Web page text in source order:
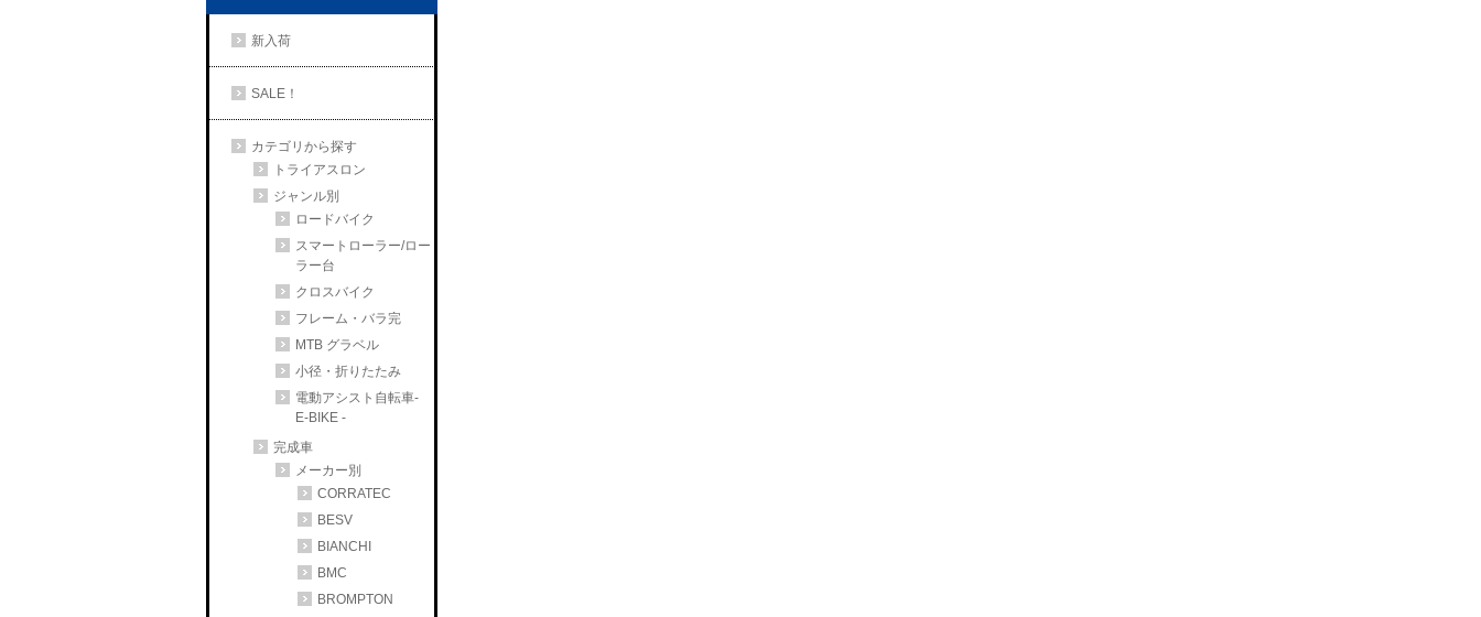
新入荷
SALE！
カテゴリから探す
トライアスロン
ジャンル別
ロードバイク
スマートローラー/ロー
ラー台
クロスバイク
フレーム・バラ完
MTB グラベル
小径・折りたたみ
電動アシスト自転車-
E-BIKE -
完成車
メーカー別
CORRATEC
BESV
BIANCHI
BMC
BROMPTON